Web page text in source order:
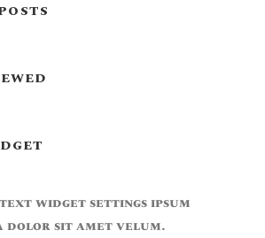
widget settings ipsum
sit amet velum.